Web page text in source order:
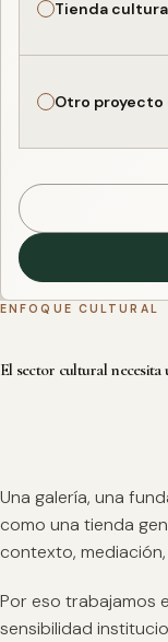
Tienda
Otro
ENFOQUE CULTURAL
El sector cultural necesita
Una galería, una
como una tienda
contexto,
Por eso trabajamos
sensibilidad